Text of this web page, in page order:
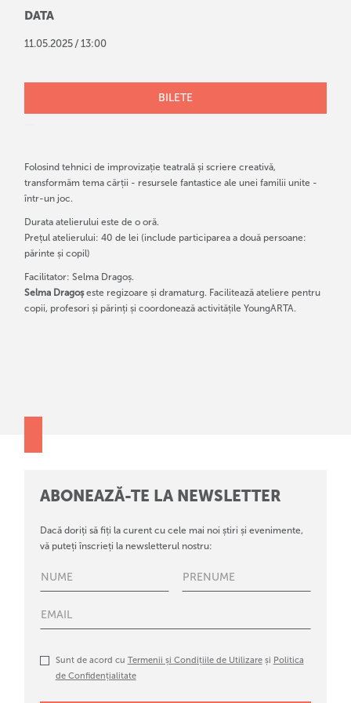
DATA
11 .05.2025 / 13:00
BILETE
Folosind tehnici de improvizație teatrală și scriere creativă,
transformăm tema cărții - resursele fantastice ale unei familii unite -
într-un joc.
Durata atelierului este de o oră.
Prețul atelierului: 40 de lei (include participarea a două persoane:
părinte și copil)
Facilitator: Selma Dragoș.
Selma Dragoșeste regizoare și dramaturg. Facilitează ateliere pentru
copii, profesori și părinți și coordonează activitățile YoungARTA.
ABONEAZĂ-TE LA NEWSLETTER
Dacă doriți să fiți la curent cu cele mai noi știri și evenimente,
vă puteți înscrieți la newsletterul nostru:
Sunt de acord cu Termenii și Condițiile de Utilizareși Politica
de Confidențialitate